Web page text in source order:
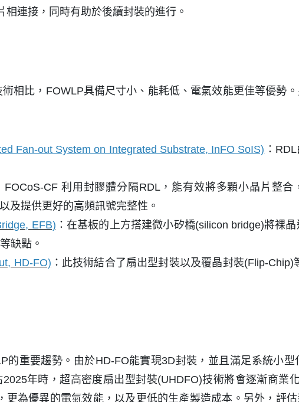
連接，同時有助於後續封裝的進行。
相比，FOWLP具備尺寸小、能耗低、電氣效能更佳等優勢
Fan-out System on Integrated Substrate, InFO SoIS) ：
FOCoS-CF 利用封膠體分隔RDL，能有效將多顆小晶片整
及提供更好的高頻訊號完整性。
EFB) ： 在基板的上方搭建微小矽橋(silicon bridge)將裸
缺點。
HD-FO) ： 此技術結合了扇出型封裝以及覆晶封裝(Flip-
的重要趨勢。由於HD-FO能實現3D封裝，並且滿足系統小
年時，超高密度扇出型封裝(UHDFO)技術將會逐漸商業
更為優異的電氣效能，以及更低的生產製造成本。另外，評